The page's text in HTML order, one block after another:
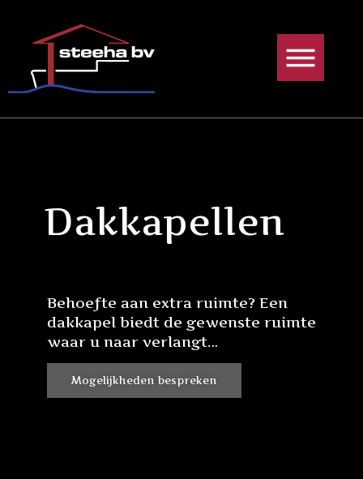
inhoud
Dakkapellen
Behoefte aan extra ruimte? Een
dakkapel biedt de gewenste ruimte
waar u naar verlangt…
Mogelijkheden bespreken